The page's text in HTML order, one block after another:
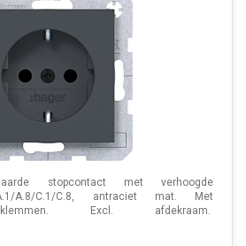
stopcontact met verhoogde
A.8/C.1/C.8, antraciet mat. Met
Excl. afdekraam.